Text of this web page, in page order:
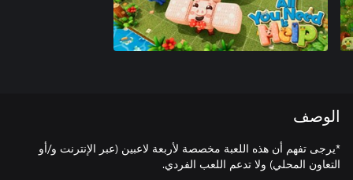
الوصف
*يرجى تفهم أن هذه اللعبة مخصصة لأربعة لاعبين (عبر الإنترنت و/أو